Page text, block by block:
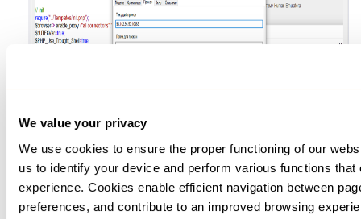
We value your privacy
We use cookies to ensure the proper functioning of our
us to identify your device and perform various functions
experience. Cookies enable efficient navigation between
preferences, and contribute to an improved browsing